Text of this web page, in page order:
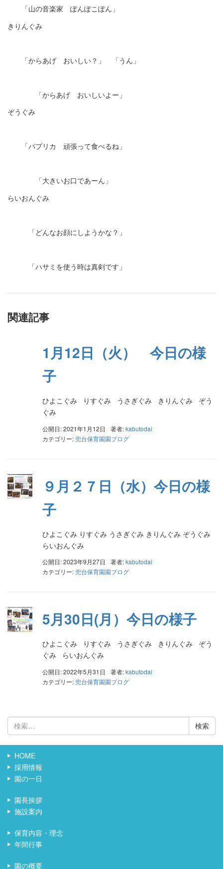
「山の音楽家 ぽんぽこぽん」
きりんぐみ
「からあげ おいしい？」 「うん」
「からあげ おいしいよー」
ぞうぐみ
「パプリカ 頑張って食べるね」
「大きいお口であーん」
らいおんぐみ
「どんなお顔にしようかな？」
「ハサミを使う時は真剣です」
関連記事
1月12日（火） 今日の様
子
ひよこぐみ りすぐみ うさぎぐみ きりんぐみ ぞう
ぐみ
公開日: 2021年1月12日 著者:kabutodai
カテゴリー: 兜台保育園園ブログ
９月２７日（水）今日の様
子
ひよこぐみ りすぐみ うさぎぐみ きりんぐみ ぞうぐみ
らいおんぐみ
公開日: 2023年9月27日 著者:kabutodai
カテゴリー: 兜台保育園園ブログ
5月30日(月）今日の様子
ひよこぐみ りすぐみ うさぎぐみ きりんぐみ ぞう
ぐみ らいおんぐみ
公開日: 2022年5月31日 著者:kabutodai
カテゴリー: 兜台保育園園ブログ
検
索:
HOME
採用情報
園の一日
園長挨拶
施設案内
保育内容・理念
年間行事
園の概要